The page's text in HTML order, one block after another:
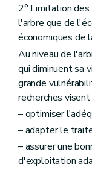
2° Limitation
l'arbre que de
économiques de
Au niveau de
qui diminuent sa
grande
recherches
– optimiser
– adapter le
– assurer une
d'exploitation